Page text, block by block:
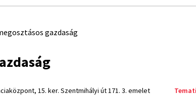
gazdaság
15. ker. Szentmihályi út 171. 3. emelet